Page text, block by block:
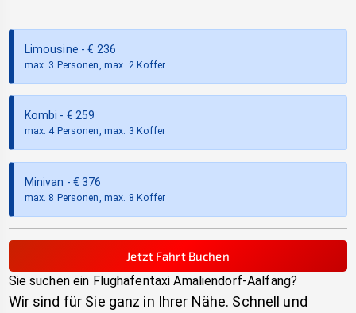
Limousine - € 236
max. 3 Personen, max. 2 Koffer
Kombi - € 259
max. 4 Personen, max. 3 Koffer
Minivan - €376
max. 8 Personen, max. 8 Koffer
Jetzt Fahrt Buchen
Sie suchen ein Flughafentaxi Amaliendorf-Aalfang?
Wir sind für Sie ganz in Ihrer Nähe. Schnell und